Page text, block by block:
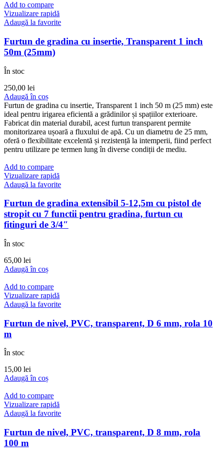
Add to compare
Vizualizare rapidă
Adaugă la favorite
Furtun de gradina cu insertie, Transparent 1 inch
50m (25mm)
În stoc
250,00 lei
Adaugă în coș
Furtun de gradina cu insertie, Transparent 1 inch 50 m (25 mm) este
ideal pentru irigarea eficientă a grădinilor și spațiilor exterioare.
Fabricat din material durabil, acest furtun transparent permite
monitorizarea ușoară a fluxului de apă. Cu un diametru de 25 mm,
oferă o flexibilitate excelentă și rezistență la intemperii, fiind perfect
pentru utilizare pe termen lung în diverse condiții de mediu.
Add to compare
Vizualizare rapidă
Adaugă la favorite
Furtun de gradina extensibil 5-12,5m cu pistol de
stropit cu 7 functii pentru gradina, furtun cu
fitinguri de 3/4″
În stoc
65,00 lei
Adaugă în coș
Add to compare
Vizualizare rapidă
Adaugă la favorite
Furtun de nivel, PVC, transparent, D 6 mm, rola 10
m
În stoc
15,00 lei
Adaugă în coș
Add to compare
Vizualizare rapidă
Adaugă la favorite
Furtun de nivel, PVC, transparent, D 8 mm, rola
100 m